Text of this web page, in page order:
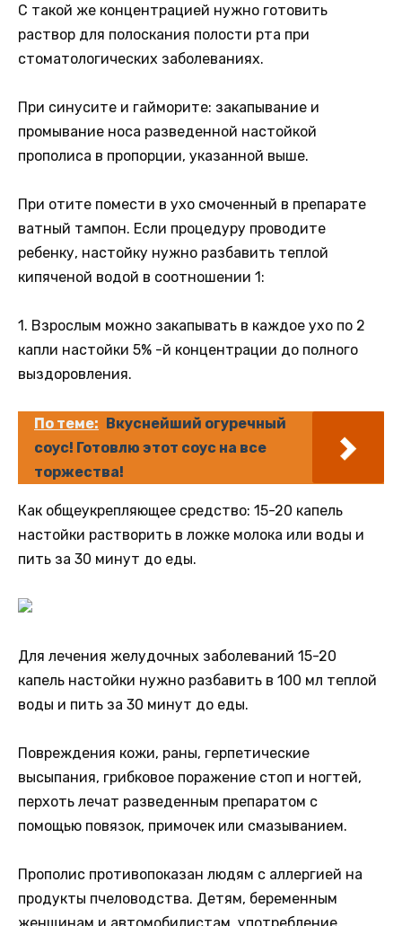
С такой же концентрацией нужно готовить
раствор для полоскания полости рта при
стоматологических заболеваниях.
При синусите и гайморите: закапывание и
промывание носа разведенной настойкой
прополиса в пропорции, указанной выше.
При отите помести в ухо смоченный в препарате
ватный тампон. Если процедуру проводите
ребенку, настойку нужно разбавить теплой
кипяченой водой в соотношении 1:
1. Взрослым можно закапывать в каждое ухо по 2
капли настойки 5% -й концентрации до полного
выздоровления.
По теме: Вкуснейший огуречный
соус! Готовлю этот соус на все
торжества!
Как общеукрепляющее средство: 15-20 капель
настойки растворить в ложке молока или воды и
пить за 30 минут до еды.
Для лечения желудочных заболеваний 15-20
капель настойки нужно разбавить в 100 мл теплой
воды и пить за 30 минут до еды.
Повреждения кожи, раны, герпетические
высыпания, грибковое поражение стоп и ногтей,
перхоть лечат разведенным препаратом с
помощью повязок, примочек или смазыванием.
Прополис противопоказан людям с аллергией на
продукты пчеловодства. Детям, беременным